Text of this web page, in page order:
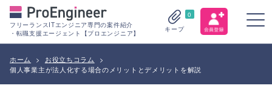
フリーランスITエンジニア専門の案件紹介
・転職支援エージェント【プロエンジニア】
0
キープ
ホーム > お役立ちコラム
>
個人事業主が法人化する場合のメリットとデメリットを解説